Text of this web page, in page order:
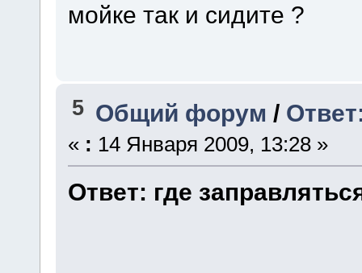
мойке так и сидите ?
5 Общий форум /
« : 14 Января 2009, 13:28 »
Ответ: где